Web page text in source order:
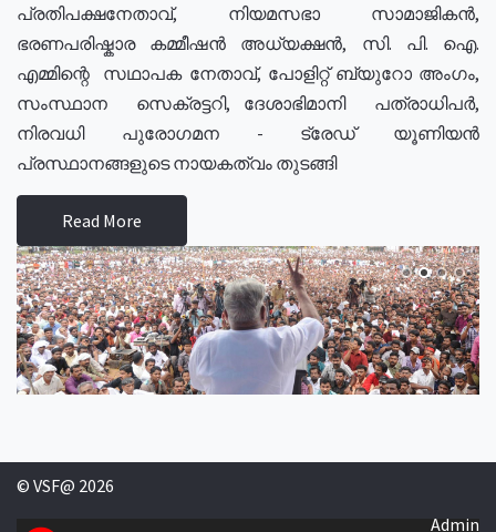
പ്രതിപക്ഷനേതാവ്, നിയമസഭാ സാമാജികൻ,
ഭരണപരിഷ്കാര കമ്മീഷൻ അധ്യക്ഷൻ, സി. പി. ഐ.
എമ്മിന്റെ സഥാപക നേതാവ്, പോളിറ്റ് ബ്യുറോ അംഗം,
സംസ്ഥാന സെക്രട്ടറി, ദേശാഭിമാനി പത്രാധിപർ,
നിരവധി പുരോഗമന - ട്രേഡ് യൂണിയൻ
പ്രസ്ഥാനങ്ങളുടെ നായകത്വം തുടങ്ങി
Read More
© VSF@ 2026
Admin